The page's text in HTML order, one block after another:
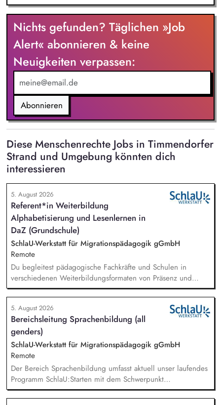
Nichts gefunden? Täglichen »Job
Alert« abonnieren & keine
Neuigkeiten verpassen:
Abonnieren
Diese Menschenrechte Jobs in Timmendorfer
Strand und Umgebung könnten dich
interessieren
5. August 2026
Referent*in Weiterbildung
Alphabetisierung und Lesenlernen in
DaZ (Grundschule)
SchlaU-Werkstatt für Migrationspädagogik gGmbH
Remote
Du begleitest pädagogische Fachkräfte und Schulen in
verschiedenen Weiterbildungsformaten von Präsenz und
Online-Workshops bis hin zu pädogischen Tagen und erstellst
Online-Selbstlernkurse für unsere Plattform schlau-lernen.org.
Die inhaltlichen Schwerpunkte liegen dabei auf den
Bereichen Lesen lernen, Mehrsprachigkeitsbewusstsein und
Alphabetisierung in der Grundschule.
5. August 2026
Bereichsleitung Sprachenbildung (all
genders)
SchlaU-Werkstatt für Migrationspädagogik gGmbH
Remote
Der Bereich Sprachenbildung umfasst aktuell unser laufendes
Programm SchlaU:Starten mit dem Schwerpunkt
"Alphabetisierung in DaZ für die Grundschule" sowie
zukünftig weitere auf Unterrichtsmaterial bezogene Projekte